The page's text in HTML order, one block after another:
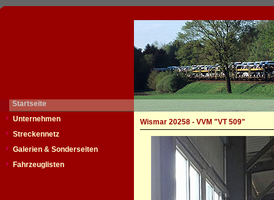
Startseite
Unternehmen
Streckennetz
Galerien & Sonderseiten
Fahrzeuglisten
Wismar 20258 - VVM "VT 509"